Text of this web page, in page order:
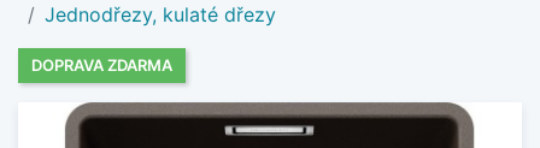
Jednodřezy, kulaté dřezy
DOPRAVA ZDARMA